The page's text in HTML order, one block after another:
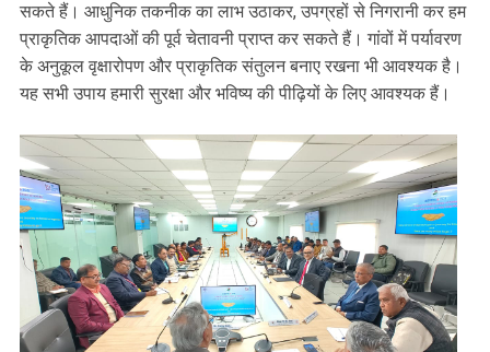
सकते हैं। आधुनिक तकनीक का लाभ उठाकर, उपग्रहों से निगरानी कर हम
प्राकृतिक आपदाओं की पूर्व चेतावनी प्राप्त कर सकते हैं। गांवों में पर्यावरण
के अनुकूल वृक्षारोपण और प्राकृतिक संतुलन बनाए रखना भी आवश्यक है।
यह सभी उपाय हमारी सुरक्षा और भविष्य की पीढ़ियों के लिए आवश्यक हैं।